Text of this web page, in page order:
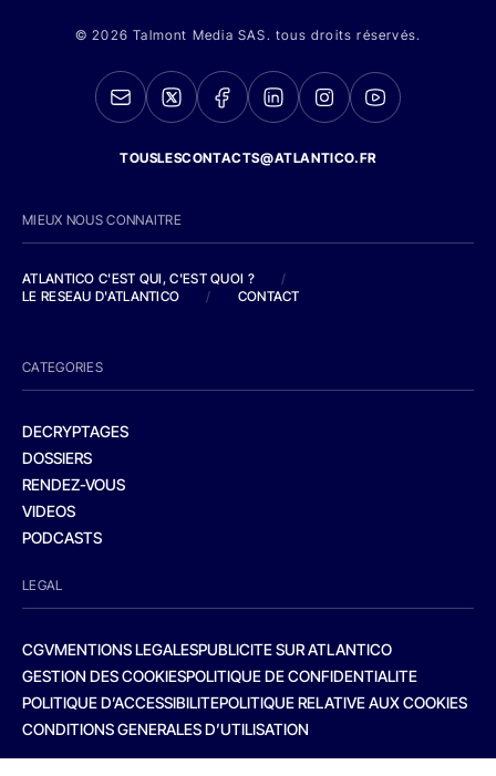
© 2026 Talmont Media SAS. tous droits réservés.
TOUSLESCONTACTS@ATLANTICO.FR
MIEUX NOUS CONNAITRE
ATLANTICO C'EST QUI, C'EST QUOI ?
/
LE RESEAU D'ATLANTICO
/ CONTACT
CATEGORIES
DECRYPTAGES
DOSSIERS
RENDEZ-VOUS
VIDEOS
PODCASTS
LEGAL
CGVMENTIONS LEGALESPUBLICITE SUR ATLANTICO
GESTION DES COOKIESPOLITIQUE DE CONFIDENTIALITE
POLITIQUE D’ACCESSIBILITEPOLITIQUE RELATIVE AUX COOKIES
CONDITIONS GENERALES D’UTILISATION